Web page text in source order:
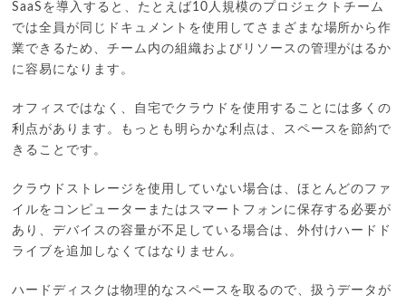
SaaSを導入すると、たとえば10人規模のプロジェクトチーム
では全員が同じドキュメントを使用してさまざまな場所から作
業できるため、チーム内の組織およびリソースの管理がはるか
に容易になります。
オフィスではなく、自宅でクラウドを使用することには多くの
利点があります。もっとも明らかな利点は、スペースを節約で
きることです。
クラウドストレージを使用していない場合は、ほとんどのファ
イルをコンピューターまたはスマートフォンに保存する必要が
あり、デバイスの容量が不足している場合は、外付けハードド
ライブを追加しなくてはなりません。
ハードディスクは物理的なスペースを取るので、扱うデータが